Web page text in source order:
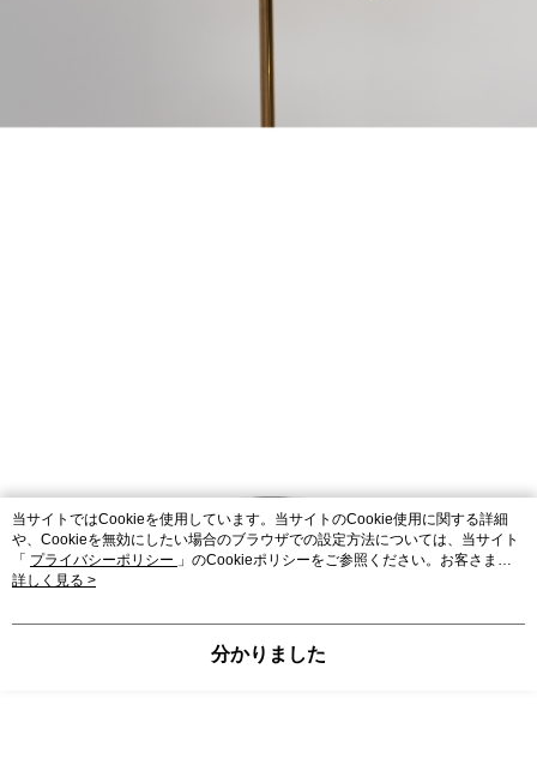
当サイトではCookieを使用しています。当サイトのCookie使用に関する詳細
や、Cookieを無効にしたい場合のブラウザでの設定方法については、当サイト
「 プライバシーポリシー 」のCookieポリシーをご参照ください。お客さま
が、当サイトを引き続き使用される場合、当社がサイト利用規約のCookieポリ
詳しく見る >
分かりました